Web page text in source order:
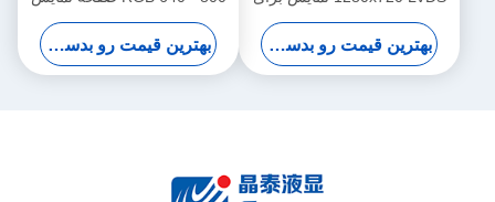
داشبورد خودرو
بهترین قیمت رو بدست بیار
رابط برای کاربردهای خودرو
بهترین قیمت رو بدست بیار